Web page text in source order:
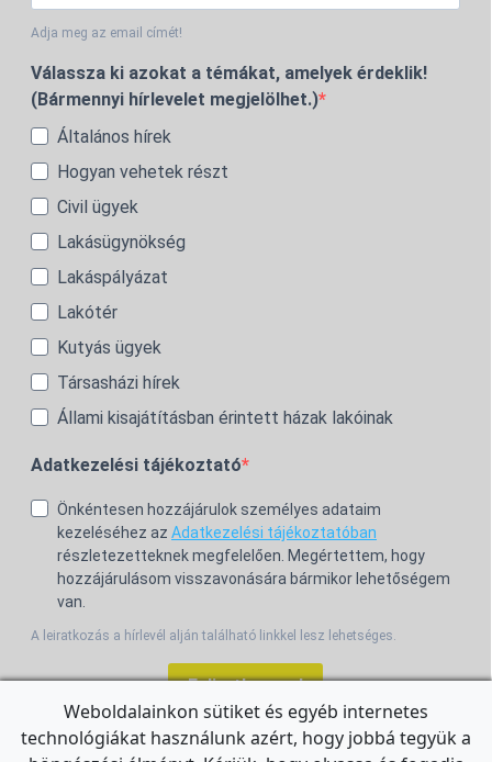
Adja meg az email címét!
Válassza ki azokat a témákat, amelyek érdeklik!
(Bármennyi hírlevelet megjelölhet.)
Általános hírek
Hogyan vehetek részt
Civil ügyek
Lakásügynökség
Lakáspályázat
Lakótér
Kutyás ügyek
Társasházi hírek
Állami kisajátításban érintett házak lakóinak
Adatkezelési tájékoztató
Önkéntesen hozzájárulok személyes adataim
kezeléséhez az Adatkezelési tájékoztatóban
részletezetteknek megfelelően. Megértettem, hogy
hozzájárulásom visszavonására bármikor lehetőségem
van.
A leiratkozás a hírlevél alján található linkkel lesz lehetséges.
Feliratkozom!
Weboldalainkon sütiket és egyéb internetes
technológiákat használunk azért, hogy jobbá tegyük a